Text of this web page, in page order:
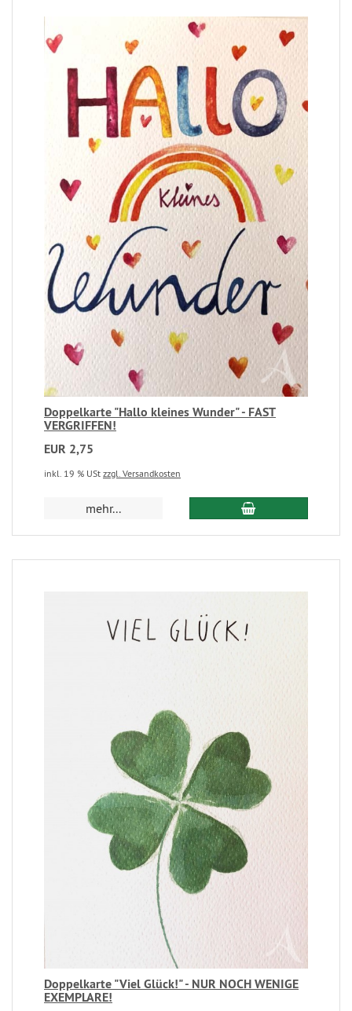
Doppelkarte "Hallo kleines Wunder" - FAST
VERGRIFFEN!
EUR 2,75
inkl. 19 % USt zzgl. Versandkosten
mehr...
Doppelkarte "Viel Glück!" - NUR NOCH WENIGE
EXEMPLARE!